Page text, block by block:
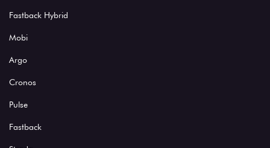
Fastback Hybrid
Mobi
Argo
Cronos
Pulse
Fastback